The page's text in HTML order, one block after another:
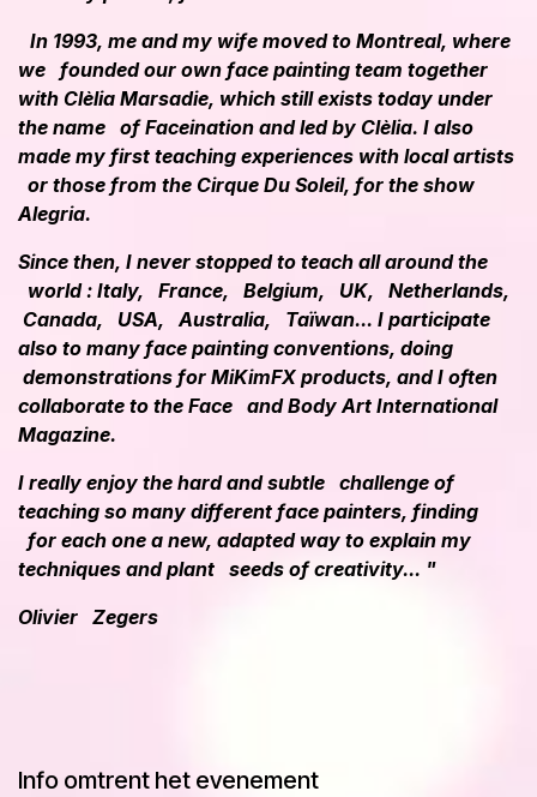
In 1993, me and my wife moved to Montreal, where
we founded our own face painting team together
with Clèlia Marsadie, which still exists today under
the name of Faceination and led by Clèlia. I also
made my first teaching experiences with local artists
or those from the Cirque Du Soleil, for the show
Alegria.
Since then, I never stopped to teach all around the
world : Italy, France, Belgium, UK, Netherlands,
Canada, USA, Australia, Taïwan... I participate
also to many face painting conventions, doing
demonstrations for MiKimFX products, and I often
collaborate to the Face and Body Art International
Magazine.
I really enjoy the hard and subtle challenge of
teaching so many different face painters, finding
for each one a new, adapted way to explain my
techniques and plant seeds of creativity... "
Olivier Zegers
Info omtrent het evenement